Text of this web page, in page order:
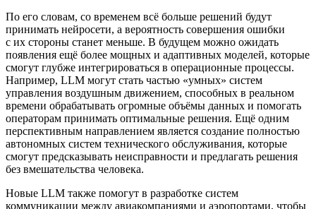
По его словам, со временем всё больше решений будут
принимать нейросети, а вероятность совершения ошибки
с их стороны станет меньше. В будущем можно ожидать
появления ещё более мощных и адаптивных моделей, которые
смогут глубже интегрироваться в операционные процессы.
Например, LLM могут стать частью «умных» систем
управления воздушным движением, способных в реальном
времени обрабатывать огромные объёмы данных и помогать
операторам принимать оптимальные решения. Ещё одним
перспективным направлением является создание полностью
автономных систем технического обслуживания, которые
смогут предсказывать неисправности и предлагать решения
без вмешательства человека.
Новые LLM также помогут в разработке систем
коммуникации между авиакомпаниями и аэропортами, чтобы